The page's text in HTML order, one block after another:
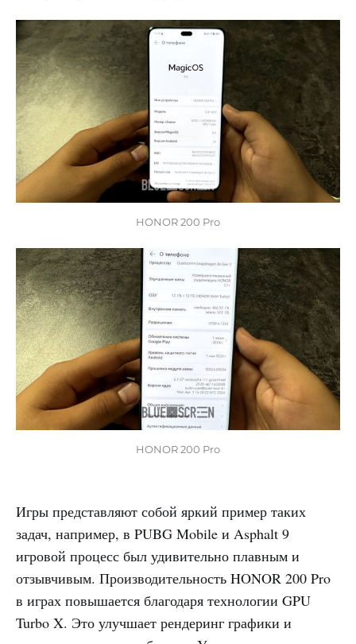
HONOR 200 Pro
HONOR 200 Pro
Игры представляют собой яркий пример таких
задач, например, в PUBG Mobile и Asphalt 9
игровой процесс был удивительно плавным и
отзывчивым. Производительность HONOR 200 Pro
в играх повышается благодаря технологии GPU
Turbo X. Это улучшает рендеринг графики и